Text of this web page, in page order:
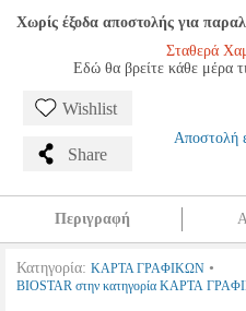
Χωρίς έξοδα αποστολής για
Σταθερά
Εδώ θα βρείτε κάθε μέρα
Wishlist
Share
Αποστολή
Περιγραφή
Κατηγορία: ΚΑΡΤΑ ΓΡΑΦΙΚΩΝ •
BIOSTAR στην κατηγορία ΚΑΡΤΑ